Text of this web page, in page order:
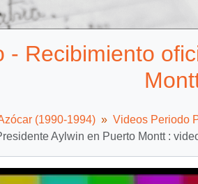
- Recibimiento
(1990-1994) Videos Periodo
Aylwin en Puerto Montt :
Video